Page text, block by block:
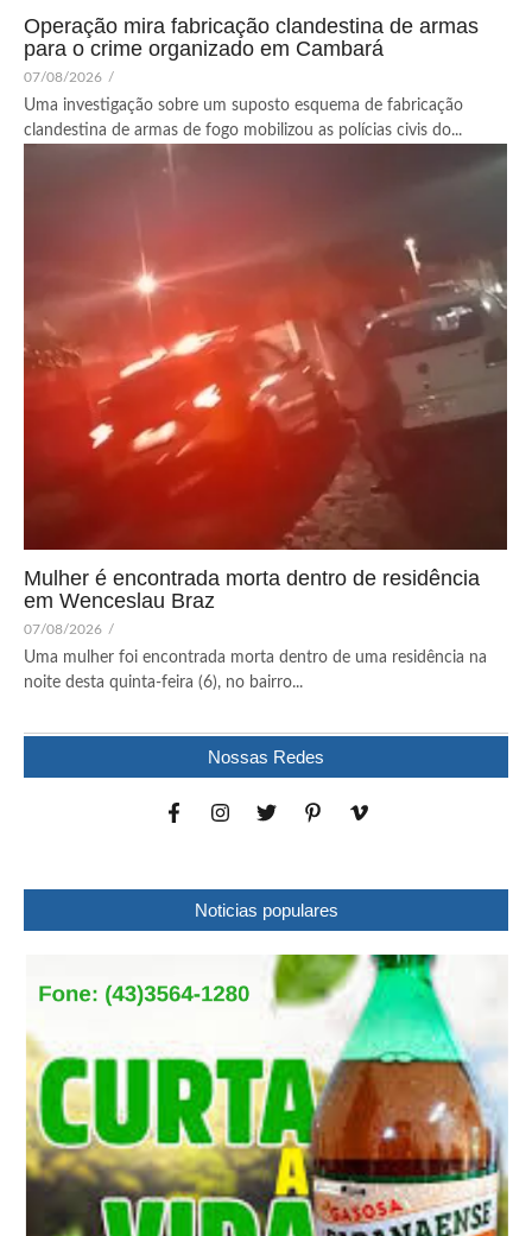
Operação mira fabricação clandestina de armas
para o crime organizado em Cambará
07/08/2026 /
Uma investigação sobre um suposto esquema de fabricação
clandestina de armas de fogo mobilizou as polícias civis do...
Mulher é encontrada morta dentro de residência
em Wenceslau Braz
07/08/2026 /
Uma mulher foi encontrada morta dentro de uma residência na
noite desta quinta-feira (6), no bairro...
Nossas Redes
Noticias populares